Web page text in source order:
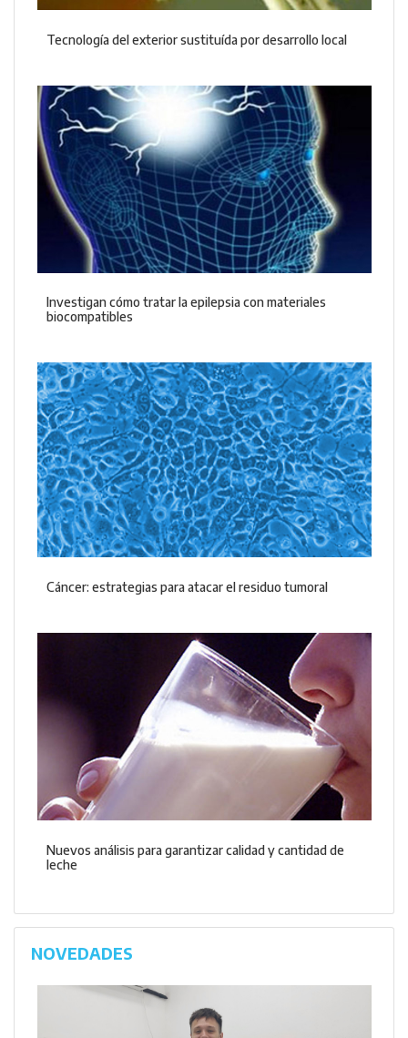
Tecnología del exterior sustituída por desarrollo local
Investigan cómo tratar la epilepsia con materiales
biocompatibles
Cáncer: estrategias para atacar el residuo tumoral
Nuevos análisis para garantizar calidad y cantidad de
leche
NOVEDADES